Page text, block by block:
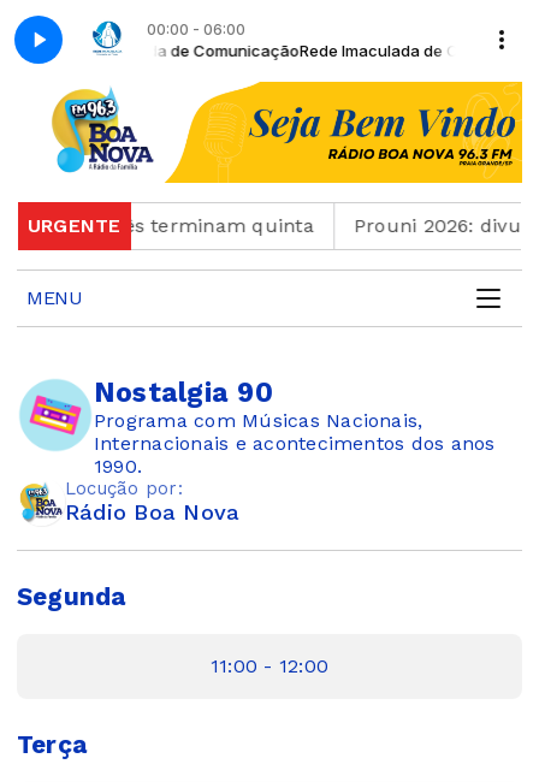
00:00 - 06:00
Rede Imaculada de ComunicaçãoRede Imaculada de
URGENTE
português terminam quinta Prouni 2026:
MENU
Nostalgia 90
Programa com Músicas Nacionais,
Internacionais e acontecimentos dos anos
1990.
Locução por:
Rádio Boa Nova
Segunda
11:00 - 12:00
Terça